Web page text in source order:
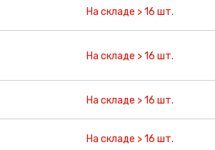
На складе > 16 шт.
На складе > 16 шт.
На складе > 16 шт.
На складе > 16 шт.